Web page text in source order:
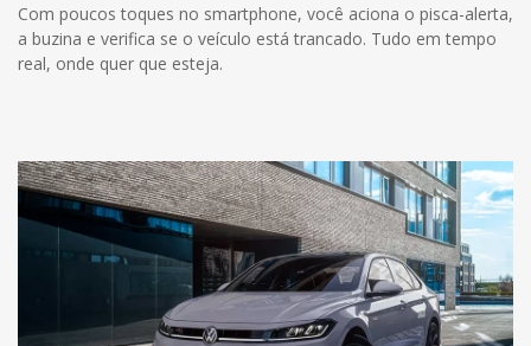
Com poucos toques no smartphone, você aciona o pisca-alerta,
a buzina e verifica se o veículo está trancado. Tudo em tempo
real, onde quer que esteja.